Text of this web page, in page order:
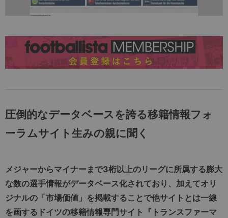
圧倒的なデータベースを誇る移籍情報フォ
ーラムサイト生みの親に聞く
メジャーからマイナーまで3桁以上のリーグに所属する膨大
な数の選手情報がデータベース化されており、加えてオリ
ジナルの「市場価値」を掲載することで他サイトとは一線
を画するドイツの移籍情報専門サイト『トランスファーマ